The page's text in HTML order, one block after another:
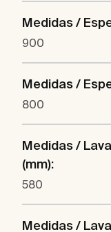
Medidas /
900
Medidas /
800
Medidas /
(mm):
580
Medidas /